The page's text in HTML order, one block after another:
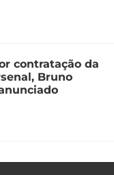
contratação da
Bruno